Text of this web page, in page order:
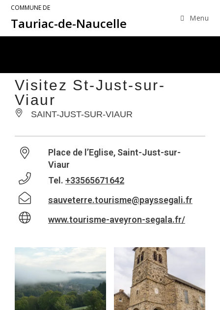
COMMUNE DE
Tauriac-de-Naucelle Menu
Visitez St-Just-sur-
Viaur
SAINT-JUST-SUR-VIAUR
Place de l’Eglise, Saint-Just-sur-
Viaur
Tel. +33565671642
sauveterre.tourisme@payssegali.fr
www.tourisme-aveyron-segala.fr/